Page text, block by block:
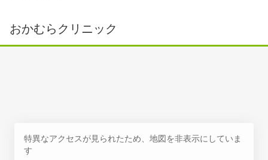
おかむらクリニック
特異なアクセスが見られたため、地図を非表示にしていま
す